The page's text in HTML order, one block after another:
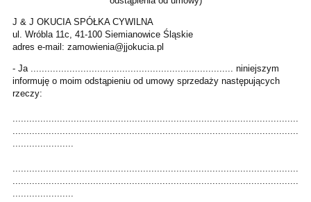
J & J OKUCIA SPÓŁKA CYWILNA
ul. Wróbla 11c, 41-100 Siemianowice Śląskie
adres e-mail: zamowienia@jjokucia.pl
- Ja ......................................................................... niniejszym
informuję o moim odstąpieniu od umowy sprzedaży następujących
rzeczy: